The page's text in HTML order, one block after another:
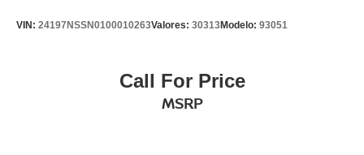
VIN: 24197NSSN0100010263Valores: 30313Modelo: 93051
Call For Price
MSRP